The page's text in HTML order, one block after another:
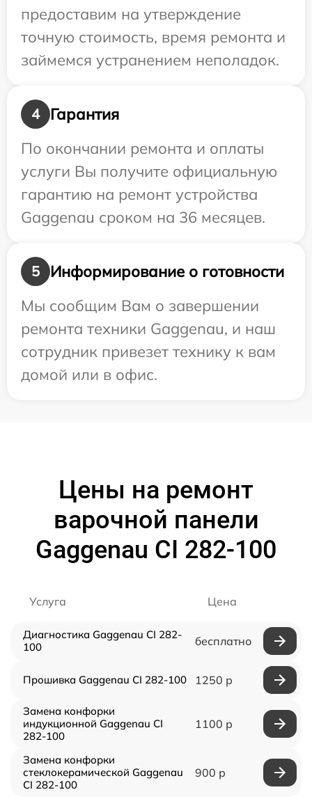
предоставим на утверждение
точную стоимость, время ремонта и
займемся устранением неполадок.
4
Гарантия
По окончании ремонта и оплаты
услуги Вы получите официальную
гарантию на ремонт устройства
Gaggenau сроком на 36 месяцев.
5
Информирование о готовности
Мы сообщим Вам о завершении
ремонта техники Gaggenau, и наш
сотрудник привезет технику к вам
домой или в офис.
Цены на ремонт
варочной панели
Gaggenau CI 282-100
Услуга Цена
Диагностика Gaggenau CI 282-
100
бесплатно
Прошивка Gaggenau CI 282-100 1250 р
Замена конфорки
индукционной Gaggenau CI
282-100
1100 р
Замена конфорки
стеклокерамической Gaggenau
CI 282-100
900 р